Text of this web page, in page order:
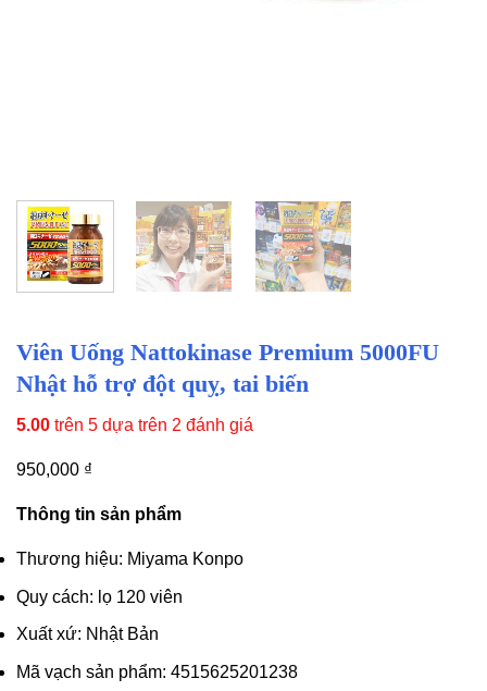
Viên Uống Nattokinase Premium 5000FU
Nhật hỗ trợ đột quỵ, tai biến
5.00 trên 5 dựa trên 2 đánh giá
950,000 ₫
Thông tin sản phẩm
Thương hiệu: Miyama Konpo
Quy cách: lọ 120 viên
Xuất xứ: Nhật Bản
Mã vạch sản phẩm: 4515625201238